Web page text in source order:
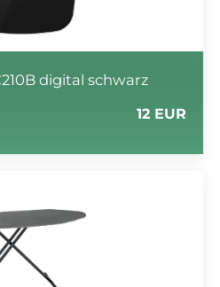
digital schwarz
12 EUR